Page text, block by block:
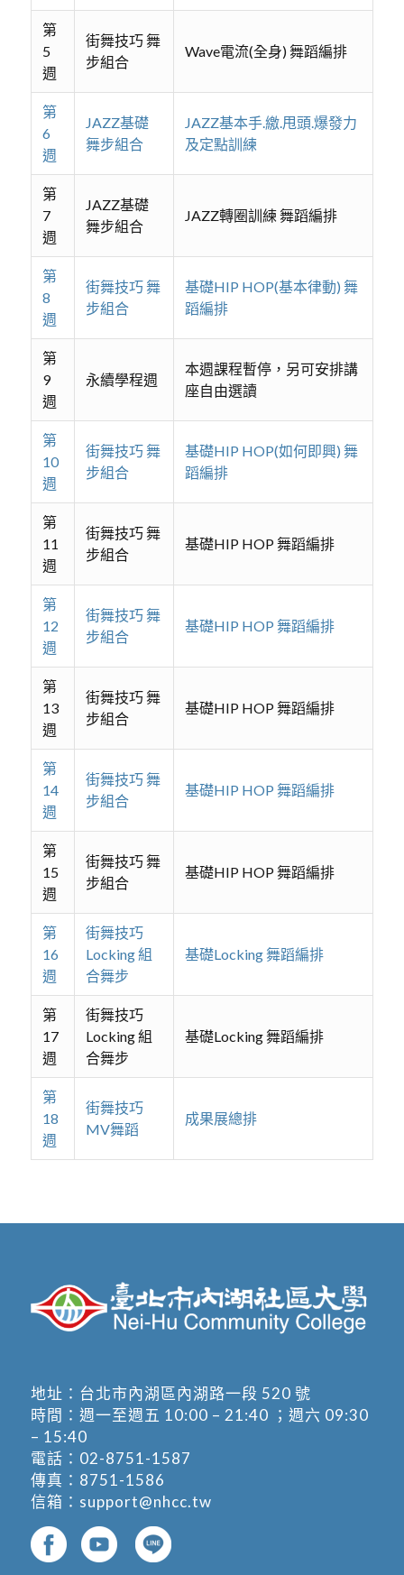
第
5
週
街舞技巧 舞
步組合
Wave電流(全身) 舞蹈編排
第
6
週
JAZZ基礎
舞步組合
JAZZ基本手.繳.甩頭.爆發力
及定點訓練
第
7
週
JAZZ基礎
舞步組合
JAZZ轉圈訓練 舞蹈編排
第
8
週
街舞技巧 舞
步組合
基礎HIP HOP(基本律動) 舞
蹈編排
第
9
週
永續學程週
本週課程暫停，另可安排講
座自由選讀
第
10
週
街舞技巧 舞
步組合
基礎HIP HOP(如何即興) 舞
蹈編排
第
11
週
街舞技巧 舞
步組合
基礎HIP HOP 舞蹈編排
第
12
週
街舞技巧 舞
步組合
基礎HIP HOP 舞蹈編排
第
13
週
街舞技巧 舞
步組合
基礎HIP HOP 舞蹈編排
第
14
週
街舞技巧 舞
步組合
基礎HIP HOP 舞蹈編排
第
15
週
街舞技巧 舞
步組合
基礎HIP HOP 舞蹈編排
第
16
週
街舞技巧
Locking 組
合舞步
基礎Locking 舞蹈編排
第
17
週
街舞技巧
Locking 組
合舞步
基礎Locking 舞蹈編排
第
18
週
街舞技巧
MV舞蹈
成果展總排
地址： 台北市內湖區內湖路一段 520 號
時間：週一至週五 10:00 – 21:40 ；週六 09:30
– 15:40
電話： 02-8751-1587
傳真：8751-1586
信箱： support@nhcc.tw